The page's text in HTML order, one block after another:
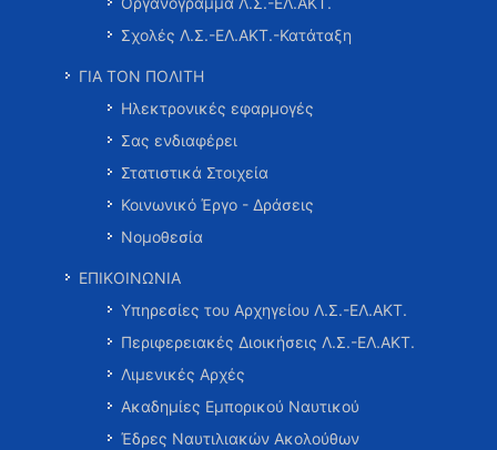
Σχολές Λ.Σ.-ΕΛ.ΑΚΤ.-Κατάταξη
ΓΙΑ ΤΟΝ ΠΟΛΙΤΗ
Ηλεκτρονικές εφαρμογές
Σας ενδιαφέρει
Στατιστικά Στοιχεία
Κοινωνικό Έργο - Δράσεις
Νομοθεσία
ΕΠΙΚΟΙΝΩΝΙΑ
Υπηρεσίες του Αρχηγείου Λ.Σ.-ΕΛ.ΑΚΤ.
Περιφερειακές Διοικήσεις Λ.Σ.-ΕΛ.ΑΚΤ.
Λιμενικές Αρχές
Ακαδημίες Εμπορικού Ναυτικού
Έδρες Ναυτιλιακών Ακολούθων